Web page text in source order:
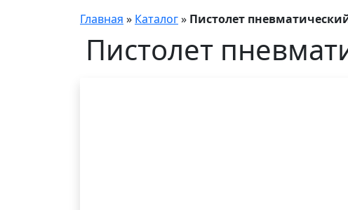
Главная » Каталог» Пистолет
Пистолет